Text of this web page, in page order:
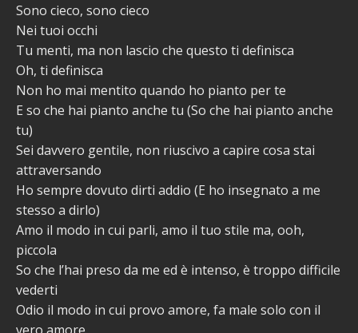
Sono cieco, sono cieco
Nei tuoi occhi
Tu menti, ma non lascio che questo ti definisca
Oh, ti definisca
Non ho mai mentito quando ho pianto per te
E so che hai pianto anche tu (So che hai pianto anche
tu)
Sei davvero gentile, non riuscivo a capire cosa stai
attraversando
Ho sempre dovuto dirti addio (E ho insegnato a me
stesso a dirlo)
Amo il modo in cui parli, amo il tuo stile ma, ooh,
piccola
So che l’hai preso da me ed è intenso, è troppo difficile
vederti
Odio il modo in cui provo amore, fa male solo con il